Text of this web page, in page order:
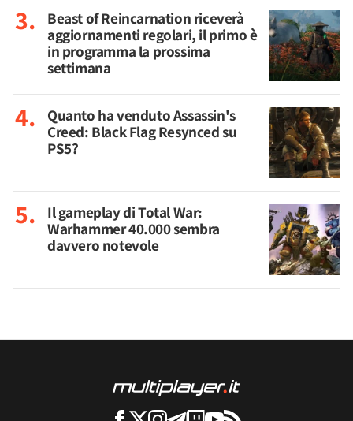
Beast of Reincarnation riceverà
aggiornamenti regolari, il primo è
in programma la prossima
settimana
Quanto ha venduto Assassin's
Creed: Black Flag Resynced su
PS5?
Il gameplay di Total War:
Warhammer 40.000 sembra
davvero notevole